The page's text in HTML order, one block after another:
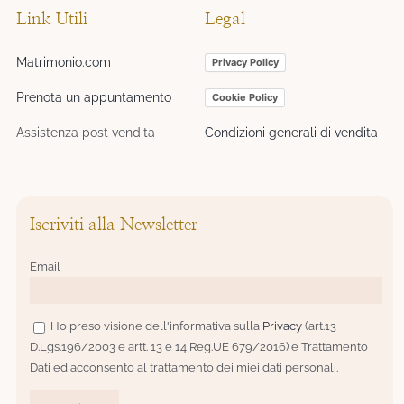
Link Utili
Matrimonio.com
Prenota un appuntamento
Assistenza post vendita
Legal
Privacy Policy
Cookie Policy
Condizioni generali di vendita
Iscriviti alla Newsletter
Email
Ho preso visione dell'informativa sulla Privacy (art.13
D.Lgs.196/2003 e artt. 13 e 14 Reg.UE 679/2016) e Trattamento
Dati ed acconsento al trattamento dei miei dati personali.